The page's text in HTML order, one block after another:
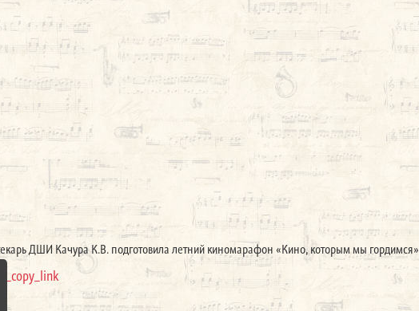
ДШИ Качура К.В. подготовила летний киномарафон «Кино, которым мы гордимся»